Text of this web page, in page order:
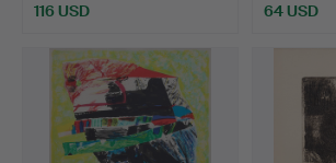
116 USD 64 USD